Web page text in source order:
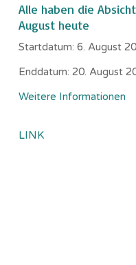
Alle haben die
August heute
Startdatum: 6. August
Enddatum: 20. August
Weitere Informationen
LINK